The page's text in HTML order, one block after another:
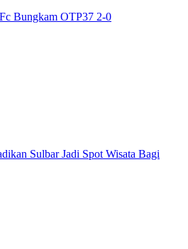
Bungkam OTP37 2-0
Sulbar Jadi Spot Wisata Bagi